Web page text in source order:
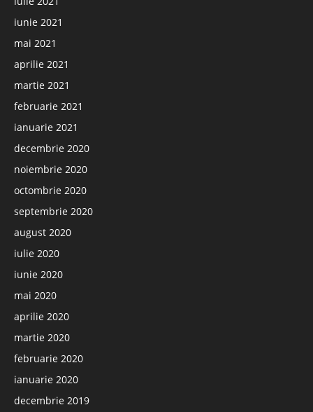
iunie 2021
mai 2021
aprilie 2021
martie 2021
februarie 2021
ianuarie 2021
decembrie 2020
noiembrie 2020
octombrie 2020
septembrie 2020
august 2020
iulie 2020
iunie 2020
mai 2020
aprilie 2020
martie 2020
februarie 2020
ianuarie 2020
decembrie 2019